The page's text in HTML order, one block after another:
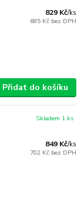
829 Kč/ks
685 Kč bez DPH
Přidat do košíku
849 Kč/ks
702 Kč bez DPH
Skladem 1 ks